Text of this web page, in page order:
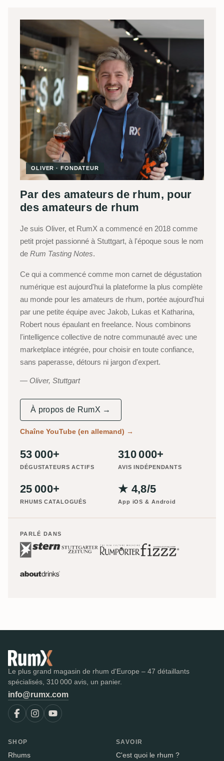
OLIVER · FONDATEUR
Par des amateurs de rhum, pour
des amateurs de rhum
Je suis Oliver, et RumX a commencé en 2018 comme
petit projet passionné à Stuttgart, à l'époque sous le nom
de Rum Tasting Notes.
Ce qui a commencé comme mon carnet de dégustation
numérique est aujourd'hui la plateforme la plus complète
au monde pour les amateurs de rhum, portée aujourd'hui
par une petite équipe avec Jakob, Lukas et Katharina,
Robert nous épaulant en freelance. Nous combinons
l'intelligence collective de notre communauté avec une
marketplace intégrée, pour choisir en toute confiance,
sans paperasse, détours ni jargon d'expert.
Oliver, Stuttgart
À propos de RumX →
Chaîne YouTube (en allemand) →
53 000+
DÉGUSTATEURS ACTIFS
310 000+
AVIS INDÉPENDANTS
25 000+
RHUMS CATALOGUÉS
★ 4,8/5
App iOS & Android
PARLÉ DANS
Le plus grand magasin de rhum d'Europe – 47 détaillants
spécialisés, 310 000 avis, un panier.
info@rumx.com
SHOP
Rhums
SAVOIR
C'est quoi le rhum ?